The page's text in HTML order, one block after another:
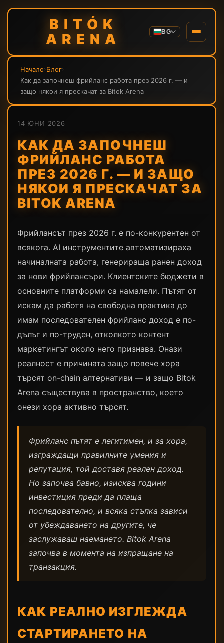
BITÓK
ARENA
BG
Начало›Блог›
Как да започнеш фрийланс работа през 2026 г. — и
защо някои я прескачат за Bitok Arena
14 ЮНИ 2026
КАК ДА ЗАПОЧНЕШ
ФРИЙЛАНС РАБОТА
ПРЕЗ 2026 Г. — И ЗАЩО
НЯКОИ Я ПРЕСКАЧАТ ЗА
BITOK ARENA
Фрийлансът през 2026 г. е по-конкурентен от
всякога. AI инструментите автоматизираха
начиналната работа, генерираща ранен доход
за нови фрийлансъри. Клиентските бюджети в
основните платформи са намалели. Пътят от
искам да работя на свободна практика до
имам последователен фрийланс доход е по-
дълъг и по-труден, отколкото контент
маркетингът около него признава. Онази
реалност е причината защо повече хора
търсят on-chain алтернативи — и защо Bitok
Arena съществува в пространство, което
онези хора активно търсят.
Фрийланс пътят е легитимен, и за хора,
изграждащи правилните умения и
репутация, той доставя реален доход.
Но започва бавно, изисква години
инвестиция преди да плаща
последователно, и всяка стъпка зависи
от убеждаването на другите, че
заслужаваш наемането. Bitok Arena
започва в момента на изпращане на
транзакция.
КАК РЕАЛНО ИЗГЛЕЖДА
СТАРТИРАНЕТО НА